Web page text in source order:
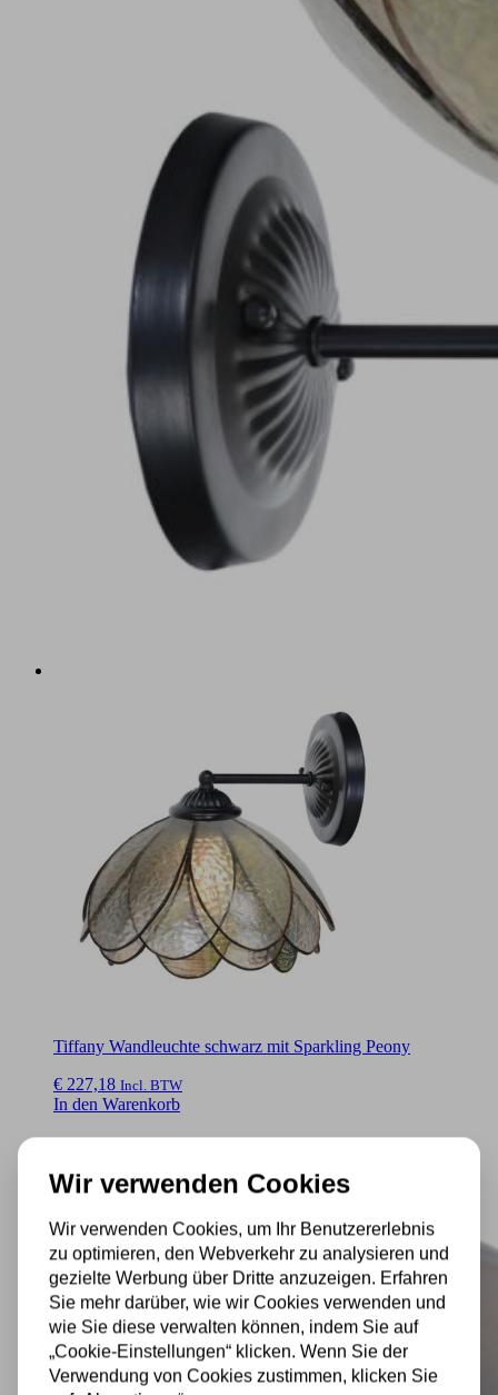
Tiffany Wandleuchte schwarz mit Sparkling Peony
€ 227,18 Incl. BTW
In den Warenkorb
Wir verwenden Cookies
Wir verwenden Cookies, um Ihr Benutzererlebnis
zu optimieren, den Webverkehr zu analysieren und
gezielte Werbung über Dritte anzuzeigen. Erfahren
Sie mehr darüber, wie wir Cookies verwenden und
wie Sie diese verwalten können, indem Sie auf
„Cookie-Einstellungen“ klicken. Wenn Sie der
Verwendung von Cookies zustimmen, klicken Sie